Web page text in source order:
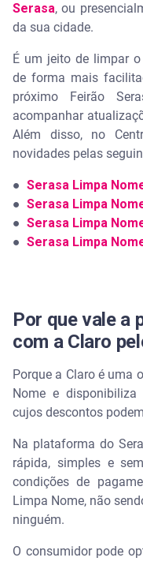
Serasa, ou
da sua cidade.
É um jeito de limpar
de forma mais
próximo Feirão
acompanhar
Além disso, no
novidades pelas
● Serasa Limpa
● Serasa Limpa
● Serasa Limpa
● Serasa Limpa
Por que vale a
com a Claro
Porque a Claro é uma
Nome e disponibiliza
cujos descontos
Na plataforma do
rápida, simples e
condições de
Limpa Nome, não
ninguém.
O consumidor pode